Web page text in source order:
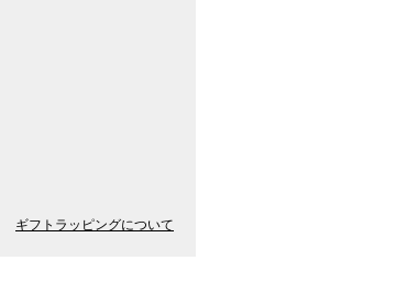
ギフトラッピングについて